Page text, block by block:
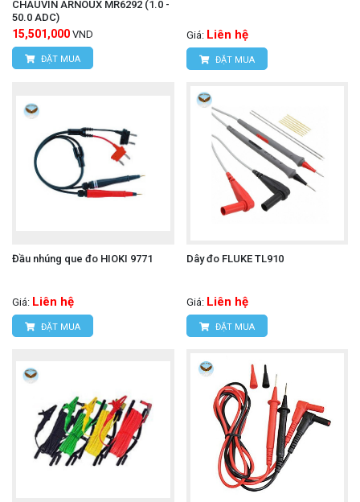
CHAUVIN ARNOUX MR6292 (1.0 -
50.0 ADC)
15,501,000 VND
ĐẶT MUA
Giá: Liên hệ
ĐẶT MUA
Đầu nhúng que đo HIOKI 9771
Giá: Liên hệ
ĐẶT MUA
Dây đo FLUKE TL910
Giá: Liên hệ
ĐẶT MUA